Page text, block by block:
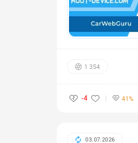
1 354
-4 41%
03.07.2026